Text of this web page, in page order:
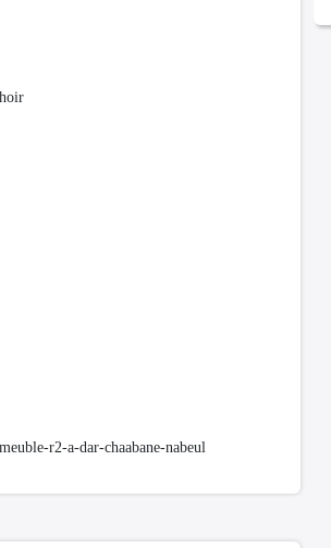
r2-a-dar-chaabane-nabeul